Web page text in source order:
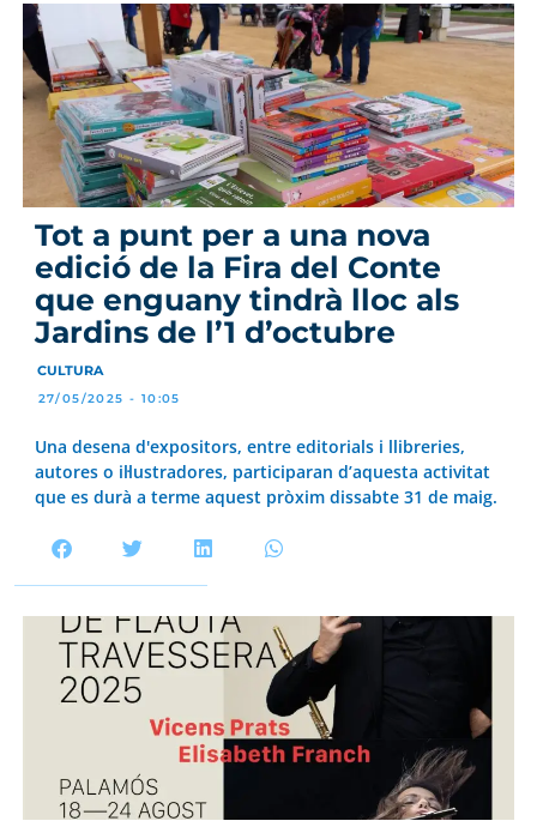
Tot a punt per a una nova
edició de la Fira del Conte
que enguany tindrà lloc als
Jardins de l’1 d’octubre
CULTURA
27/05/2025 - 10:05
Una desena d'expositors, entre editorials i llibreries,
autores o il·lustradores, participaran d’aquesta activitat
que es durà a terme aquest pròxim dissabte 31 de maig.